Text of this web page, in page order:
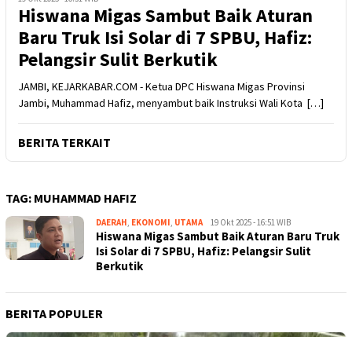
Hiswana Migas Sambut Baik Aturan
Baru Truk Isi Solar di 7 SPBU, Hafiz:
Pelangsir Sulit Berkutik
JAMBI, KEJARKABAR.COM - Ketua DPC Hiswana Migas Provinsi
Jambi, Muhammad Hafiz, menyambut baik Instruksi Wali Kota […]
BERITA TERKAIT
TAG: MUHAMMAD HAFIZ
DAERAH EKONOMI UTAMA Kejar
Kabar
19 Okt 2025 - 16:51 WIB
Hiswana Migas Sambut Baik Aturan Baru Truk
Isi Solar di 7 SPBU, Hafiz: Pelangsir Sulit
Berkutik
BERITA POPULER